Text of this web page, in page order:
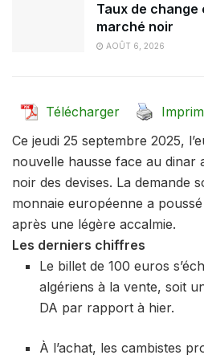
Taux de
marché noir
AOÛT 6, 2026
Télécharger
Ce jeudi 25 septembre 2025,
nouvelle hausse face au dinar
noir des devises. La demande
monnaie européenne a
après une légère accalmie.
Les derniers chiffres
Le billet de 100 euros
algériens à la vente, soit
DA par rapport à hier.
À l’achat, les cambistes